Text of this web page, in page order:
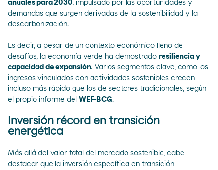
anuales para 2030 , impulsado por las oportunidades y
demandas que surgen derivadas de la sostenibilidad y la
descarbonización.
Es decir, a pesar de un contexto económico lleno de
desafíos, la economía verde ha demostrado resiliencia y
capacidad de expansión. Varios segmentos clave, como los
ingresos vinculados con actividades sostenibles crecen
incluso más rápido que los de sectores tradicionales, según
el propio informe del WEF-BCG.
Inversión récord en transición
energética
Más allá del valor total del mercado sostenible, cabe
destacar que la inversión específica en transición